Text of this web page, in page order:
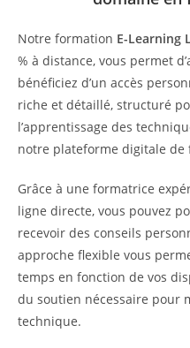
Notre formation E-Learning
% à distance, vous permet
bénéficiez d’un accès
riche et détaillé, structuré
l’apprentissage des
notre plateforme digitale de
Grâce à une formatrice
ligne directe, vous pouvez
recevoir des conseils
approche flexible vous
temps en fonction de vos
du soutien nécessaire pour
technique.